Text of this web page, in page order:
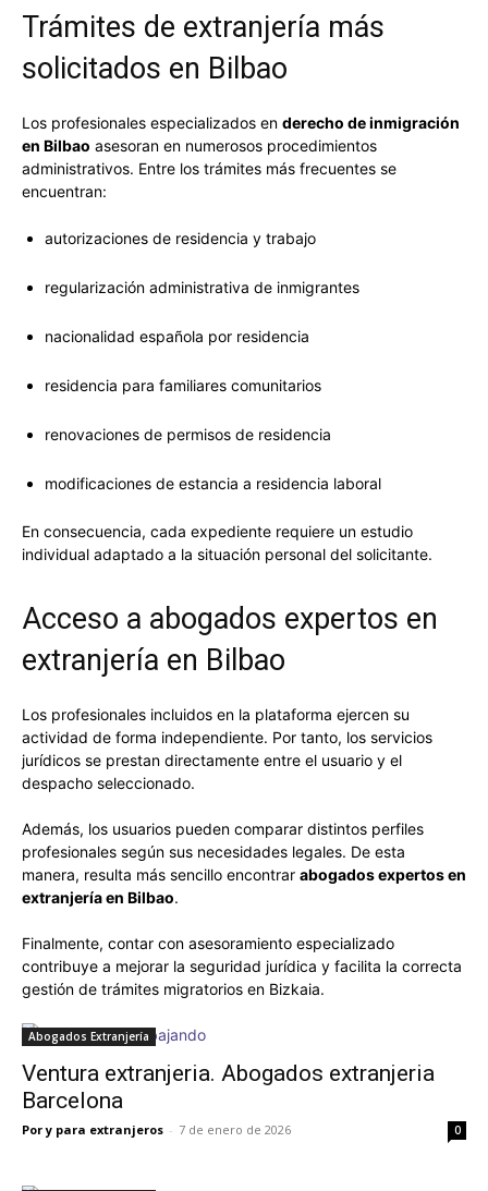
Trámites de extranjería más
solicitados en Bilbao
Los profesionales especializados en derecho de inmigración
en Bilbao asesoran en numerosos procedimientos
administrativos. Entre los trámites más frecuentes se
encuentran:
autorizaciones de residencia y trabajo
regularización administrativa de inmigrantes
nacionalidad española por residencia
residencia para familiares comunitarios
renovaciones de permisos de residencia
modificaciones de estancia a residencia laboral
En consecuencia, cada expediente requiere un estudio
individual adaptado a la situación personal del solicitante.
Acceso a abogados expertos en
extranjería en Bilbao
Los profesionales incluidos en la plataforma ejercen su
actividad de forma independiente. Por tanto, los servicios
jurídicos se prestan directamente entre el usuario y el
despacho seleccionado.
Además, los usuarios pueden comparar distintos perfiles
profesionales según sus necesidades legales. De esta
manera, resulta más sencillo encontrar abogados expertos en
extranjería en Bilbao.
Finalmente, contar con asesoramiento especializado
contribuye a mejorar la seguridad jurídica y facilita la correcta
gestión de trámites migratorios en Bizkaia.
Abogados Extranjería
Ventura extranjeria. Abogados extranjeria
Barcelona
Por y para extranjeros - 7 de enero de 2026 0